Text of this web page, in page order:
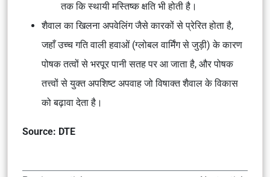
तक ​​कि स्थायी मस्तिष्क क्षति भी होती है।
शैवाल का खिलना अपवेलिंग जैसे कारकों से प्रेरित होता है,
जहाँ उच्च गति वाली हवाओं (ग्लोबल वार्मिंग से जुड़ी) के कारण
पोषक तत्वों से भरपूर पानी सतह पर आ जाता है, और पोषक
तत्त्वों से युक्त अपशिष्ट अपवाह जो विषाक्त शैवाल के विकास
को बढ़ावा देता है।
Source: DTE